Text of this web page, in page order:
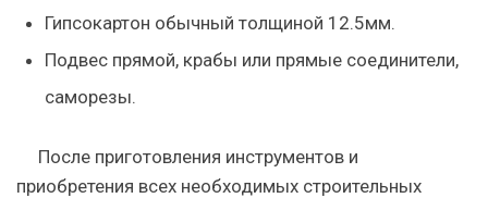
Гипсокартон обычный толщиной 12.5мм.
Подвес прямой, крабы или прямые соединители,
саморезы.
После приготовления инструментов и
приобретения всех необходимых строительных